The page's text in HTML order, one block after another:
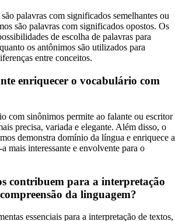
palavras com significados semelhantes ou
são palavras com significados opostos. Os
de escolha de palavras para
os antônimos são utilizados para
entre conceitos.
enriquecer o vocabulário com
com sinônimos permite ao falante ou escritor
precisa, variada e elegante. Além disso, o
demonstra domínio da língua e enriquece a
mais interessante e envolvente para o
contribuem para a interpretação
da linguagem?
essenciais para a interpretação de textos,